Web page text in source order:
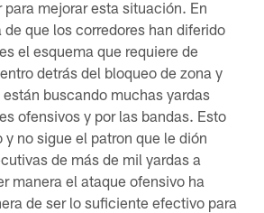
mejorar esta situación. En
que los corredores han diferido
el esquema que requiere de
detrás del bloqueo de zona y
buscando muchas yardas
ofensivos y por las bandas. Esto
no sigue el patron que le dión
de más de mil yardas a
manera el ataque ofensivo ha
de ser lo suficiente efectivo para